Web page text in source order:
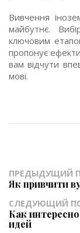
Вивчення
майбутнє.
ключовим
пропонує
вам відчути
мові.
ПРЕДЫДУЩИЙ
Як привчити
СЛЕДУЮЩИЙ
Как
идей